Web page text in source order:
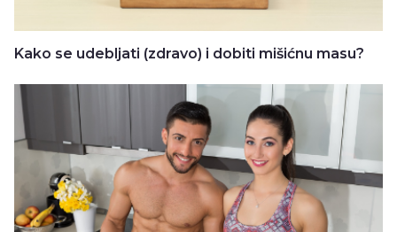
Kako se udebljati (zdravo) i dobiti mišićnu masu?